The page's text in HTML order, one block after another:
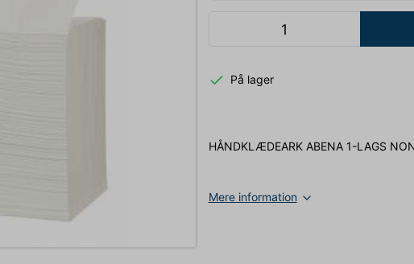
På lager
HÅNDKLÆDEARK ABENA 1-LAGS
Mere information